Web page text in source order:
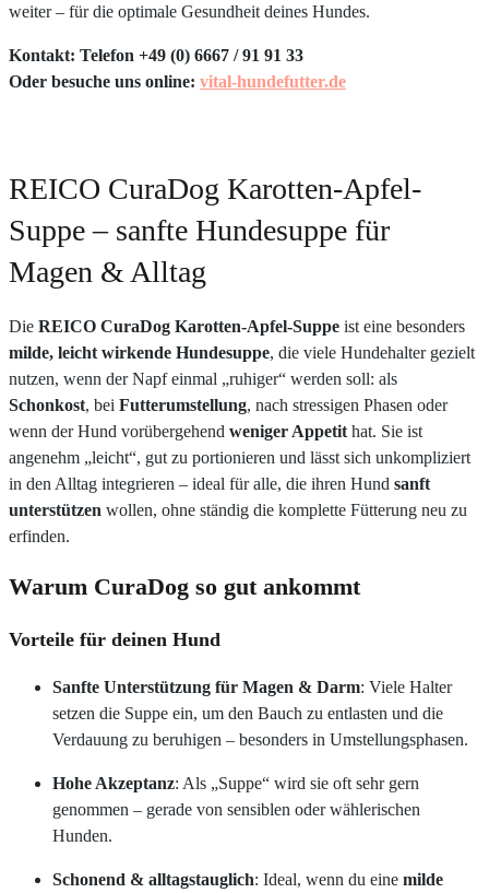
weiter – für die optimale Gesundheit deines Hundes.
Kontakt: Telefon +49 (0) 6667 / 91 91 33
Oder besuche uns online: vital-hundefutter.de
REICO CuraDog Karotten-Apfel-
Suppe – sanfte Hundesuppe für
Magen & Alltag
Die REICO CuraDog Karotten-Apfel-Suppe ist eine besonders
milde, leicht wirkende Hundesuppe, die viele Hundehalter gezielt
nutzen, wenn der Napf einmal „ruhiger“ werden soll: als
Schonkost, bei Futterumstellung, nach stressigen Phasen oder
wenn der Hund vorübergehend weniger Appetit hat. Sie ist
angenehm „leicht“, gut zu portionieren und lässt sich unkompliziert
in den Alltag integrieren – ideal für alle, die ihren Hund sanft
unterstützen wollen, ohne ständig die komplette Fütterung neu zu
erfinden.
Warum CuraDog so gut ankommt
Vorteile für deinen Hund
Sanfte Unterstützung für Magen & Darm: Viele Halter
setzen die Suppe ein, um den Bauch zu entlasten und die
Verdauung zu beruhigen – besonders in Umstellungsphasen.
Hohe Akzeptanz: Als „Suppe“ wird sie oft sehr gern
genommen – gerade von sensiblen oder wählerischen
Hunden.
Schonend & alltagstauglich: Ideal, wenn du eine milde